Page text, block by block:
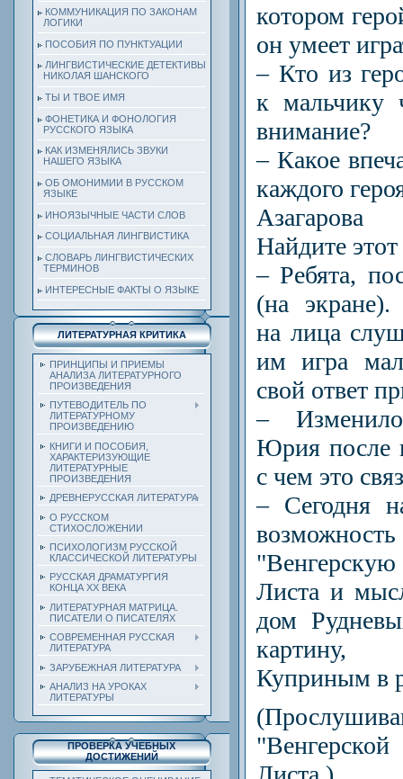
КОММУНИКАЦИЯ ПО ЗАКОНАМ
ЛОГИКИ
ПОСОБИЯ ПО ПУНКТУАЦИИ
ЛИНГВИСТИЧЕСКИЕ ДЕТЕКТИВЫ
НИКОЛАЯ ШАНСКОГО
ТЫ И ТВОЕ ИМЯ
ФОНЕТИКА И ФОНОЛОГИЯ
РУССКОГО ЯЗЫКА
КАК ИЗМЕНЯЛИСЬ ЗВУКИ
НАШЕГО ЯЗЫКА
ОБ ОМОНИМИИ В РУССКОМ
ЯЗЫКЕ
ИНОЯЗЫЧНЫЕ ЧАСТИ СЛОВ
СОЦИАЛЬНАЯ ЛИНГВИСТИКА
СЛОВАРЬ ЛИНГВИСТИЧЕСКИХ
ТЕРМИНОВ
ИНТЕРЕСНЫЕ ФАКТЫ О ЯЗЫКЕ
ЛИТЕРАТУРНАЯ КРИТИКА
ПРИНЦИПЫ И ПРИЕМЫ
АНАЛИЗА ЛИТЕРАТУРНОГО
ПРОИЗВЕДЕНИЯ
ПУТЕВОДИТЕЛЬ ПО
ЛИТЕРАТУРНОМУ
ПРОИЗВЕДЕНИЮ
КНИГИ И ПОСОБИЯ,
ХАРАКТЕРИЗУЮЩИЕ
ЛИТЕРАТУРНЫЕ
ПРОИЗВЕДЕНИЯ
ДРЕВНЕРУССКАЯ ЛИТЕРАТУРА
О РУССКОМ
СТИХОСЛОЖЕНИИ
ПСИХОЛОГИЗМ РУССКОЙ
КЛАССИЧЕСКОЙ ЛИТЕРАТУРЫ
РУССКАЯ ДРАМАТУРГИЯ
КОНЦА ХХ ВЕКА
ЛИТЕРАТУРНАЯ МАТРИЦА.
ПИСАТЕЛИ О ПИСАТЕЛЯХ
СОВРЕМЕННАЯ РУССКАЯ
ЛИТЕРАТУРА
ЗАРУБЕЖНАЯ ЛИТЕРАТУРА
АНАЛИЗ НА УРОКАХ
ЛИТЕРАТУРЫ
ПРОВЕРКА УЧЕБНЫХ
ДОСТИЖЕНИЙ
котором
он умеет
– Кто из
к мальчику
внимание?
– Какое
каждого
Найдите этот
– Ребята,
(на
на лица
им игра
свой ответ
–
Юрия после
с чем это
– Сегодня
Листа и
дом
картину,
Куприным в